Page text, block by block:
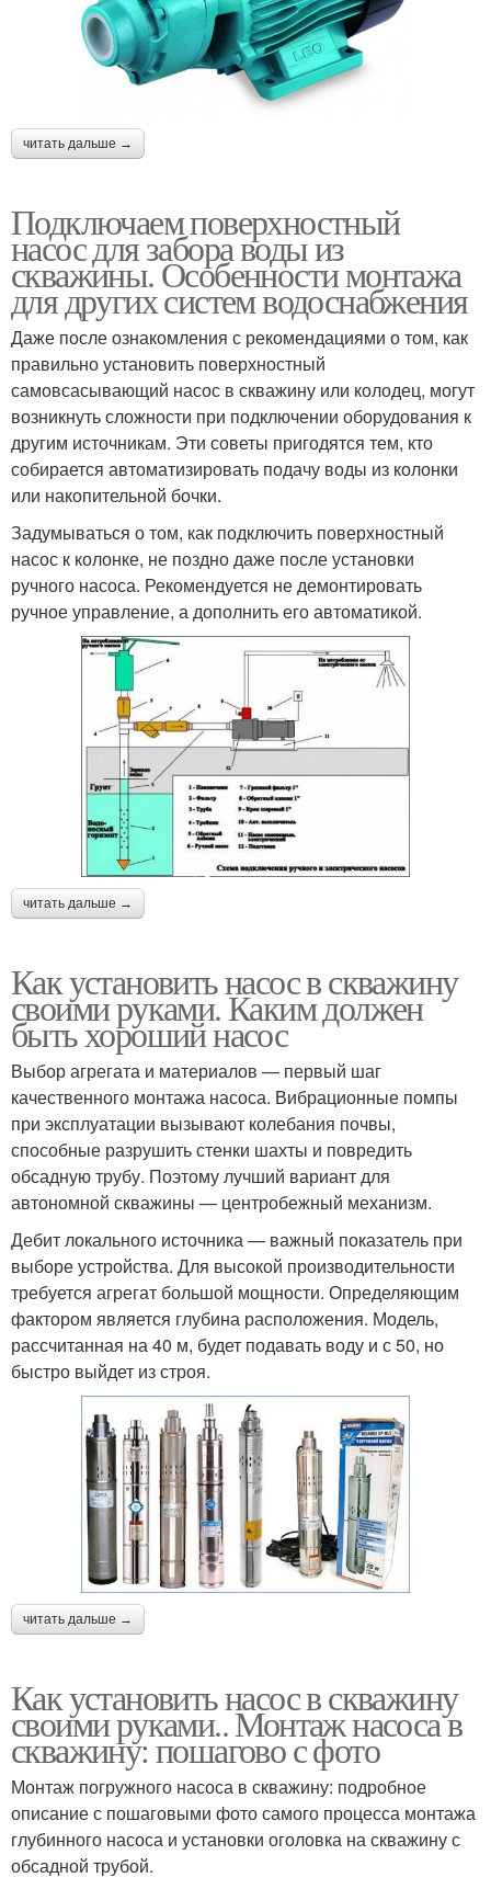
читать дальше →
Подключаем поверхностный
насос для забора воды из
скважины. Особенности монтажа
для других систем водоснабжения
Даже после ознакомления с рекомендациями о том, как
правильно установить поверхностный
самовсасывающий насос в скважину или колодец, могут
возникнуть сложности при подключении оборудования к
другим источникам. Эти советы пригодятся тем, кто
собирается автоматизировать подачу воды из колонки
или накопительной бочки.
Задумываться о том, как подключить поверхностный
насос к колонке, не поздно даже после установки
ручного насоса. Рекомендуется не демонтировать
ручное управление, а дополнить его автоматикой.
читать дальше →
Как установить насос в скважину
своими руками. Каким должен
быть хороший насос
Выбор агрегата и материалов — первый шаг
качественного монтажа насоса. Вибрационные помпы
при эксплуатации вызывают колебания почвы,
способные разрушить стенки шахты и повредить
обсадную трубу. Поэтому лучший вариант для
автономной скважины — центробежный механизм.
Дебит локального источника — важный показатель при
выборе устройства. Для высокой производительности
требуется агрегат большой мощности. Определяющим
фактором является глубина расположения. Модель,
рассчитанная на 40 м, будет подавать воду и с 50, но
быстро выйдет из строя.
читать дальше →
Как установить насос в скважину
своими руками.. Монтаж насоса в
скважину: пошагово с фото
Монтаж погружного насоса в скважину: подробное
описание с пошаговыми фото самого процесса монтажа
глубинного насоса и установки оголовка на скважину с
обсадной трубой.